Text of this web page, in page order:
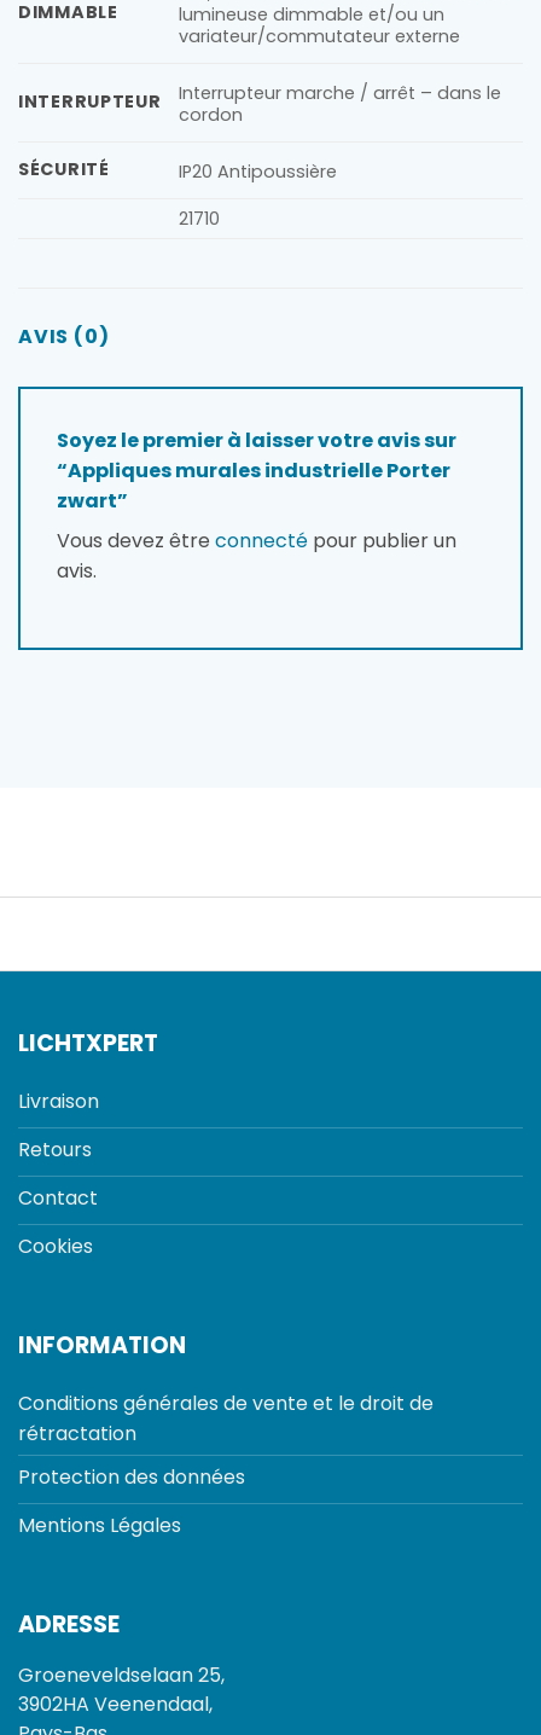
DIMMABLE
lumineuse dimmable et/ou un
variateur/commutateur externe
INTERRUPTEUR
Interrupteur marche / arrêt – dans le
cordon
SÉCURITÉ
IP20 Antipoussière
21710
AVIS (0)
Soyez le premier à laisser votre avis sur
“Appliques murales industrielle Porter
zwart”
Vous devez être connecté pour publier un
avis.
LICHTXPERT
Livraison
Retours
Contact
Cookies
INFORMATION
Conditions générales de vente et le droit de
rétractation
Protection des données
Mentions Légales
ADRESSE
Groeneveldselaan 25,
3902HA Veenendaal,